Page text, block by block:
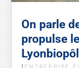
On parle
propulse
| ,